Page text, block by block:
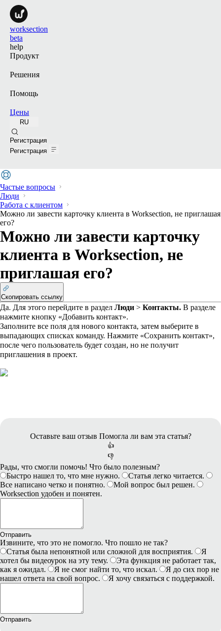
worksection
beta
help
Продукт
Решения
Помощь
Цены
RU
Регистрация
Регистрация
Частые вопросы
Люди
Работа с клиентом
Можно ли завести карточку клиента в Worksection, не приглашая
его?
Можно ли завести карточку
клиента в Worksection, не
приглашая его?
Скопировать ссылку
Да. Для этого перейдите в раздел Люди > Контакты. В разделе
нажмите кнопку «Добавить контакт».
Заполните все поля для нового контакта, затем выберите в
выпадающих списках команду. Нажмите «Сохранить контакт»,
после чего пользователь будет создан, но не получит
приглашения в проект.
Оставьте ваш отзыв Помогла ли вам эта статья?
👍
👎
Рады, что смогли помочь! Что было полезным?
Быстро нашел то, что мне нужно.
Статья легко читается.
Все написано четко и понятно.
Мой вопрос был решен.
Worksection удобен и понятен.
Отправить
Извините, что это не помогло. Что пошло не так?
Статья была непонятной или сложной для восприятия.
Я
хотел бы видеоурок на эту тему.
Эта функция не работает так,
как я ожидал.
Я не смог найти то, что искал.
Я до сих пор не
нашел ответа на свой вопрос.
Я хочу связаться с поддержкой.
Отправить